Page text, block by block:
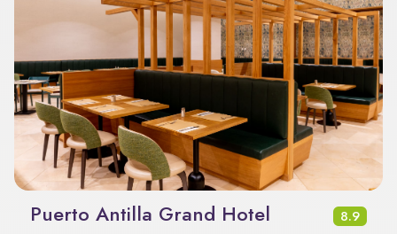
Puerto Antilla Grand Hotel 8.9